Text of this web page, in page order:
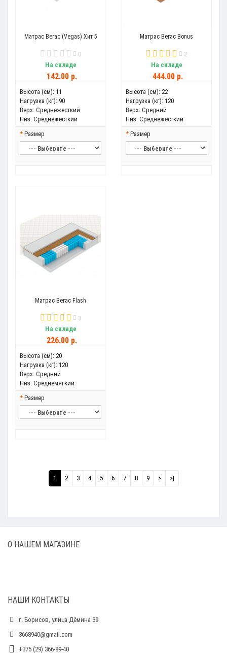
Матрас Вегас (Vegas) Хит 5
0
На складе
142.00 р.
Высота (см): 11
Нагрузка (кг): 90
Верх: Среднежесткий
Низ: Среднежесткий
Размер
Матрас Вегас Bonus
2
На складе
444.00 р.
Высота (см): 22
Нагрузка (кг): 120
Верх: Средний
Низ: Среднежесткий
Размер
Матрас Вегас Flash
3
На складе
226.00 р.
Высота (см): 20
Нагрузка (кг): 120
Верх: Средний
Низ: Среднемягкий
Размер
1 2 3 4 5 6 7 8 9 > >|
О НАШЕМ МАГАЗИНЕ
НАШИ КОНТАКТЫ
г. Борисов, улица Дёмина 39
3668940@gmail.com
+375 (29) 366-89-40